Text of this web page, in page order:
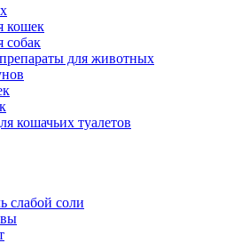
кошек
собак
для животных
кошачьих туалетов
слабой соли